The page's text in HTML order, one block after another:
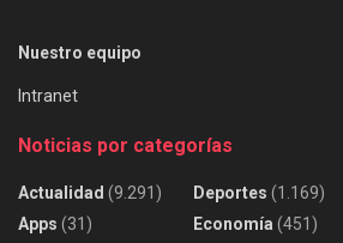
Nuestro equipo
Intranet
Noticias por categorías
Actualidad (9.291)
Apps (31)
Deportes (1.169)
Economía (451)